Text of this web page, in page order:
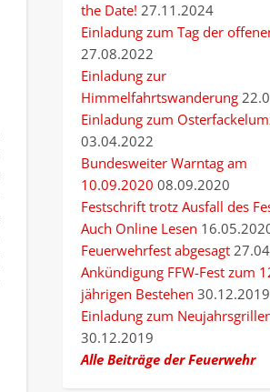
the Date! 27.11.2024
Einladung zum Tag der
27.08.2022
Einladung zur
Himmelfahrtswanderung
Einladung zum
03.04.2022
Bundesweiter Warntag am
10.09.2020 08.09.2020
Festschrift trotz Ausfall des
Auch Online Lesen
Feuerwehrfest abgesagt
Ankündigung FFW-Fest zum
jährigen Bestehen 30.12.2019
Einladung zum
30.12.2019
Alle Beiträge der Feuerwehr